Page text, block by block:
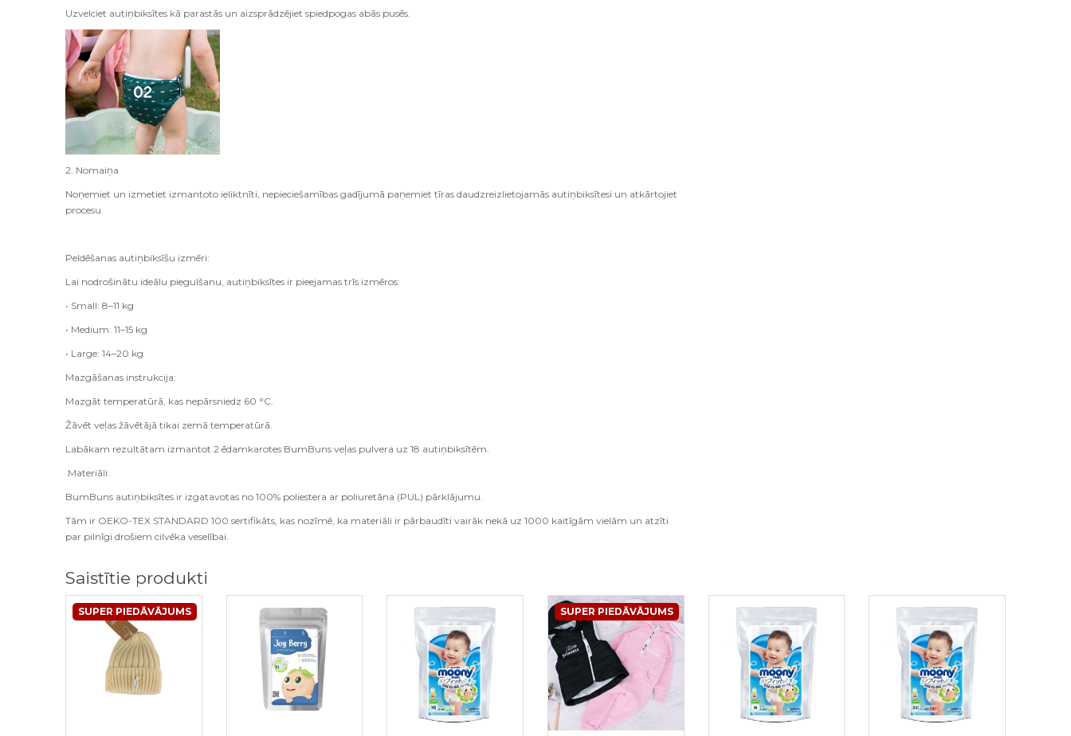
Uzvelciet autiņbiksītes kā parastās un aizsprādzējiet spiedpogas abās pusēs.
2. Nomaiņa
Noņemiet un izmetiet izmantoto ieliktnīti, nepieciešamības gadījumā paņemiet tīras daudzreizlietojamās autiņbiksītesi un atkārtojiet
procesu.
Peldēšanas autiņbiksīšu izmēri:
Lai nodrošinātu ideālu piegulšanu, autiņbiksītes ir pieejamas trīs izmēros:
• Small: 8–11 kg
• Medium: 11–15 kg
• Large: 14–20 kg
Mazgāšanas instrukcija:
Mazgāt temperatūrā, kas nepārsniedz 60 °C.
Žāvēt veļas žāvētājā tikai zemā temperatūrā.
Labākam rezultātam izmantot 2 ēdamkarotes BumBuns veļas pulvera uz 18 autiņbiksītēm.
Materiāli:
BumBuns autiņbiksītes ir izgatavotas no 100% poliestera ar poliuretāna (PUL) pārklājumu.
Tām ir OEKO-TEX STANDARD 100 sertifikāts, kas nozīmē, ka materiāli ir pārbaudīti vairāk nekā uz 1000 kaitīgām vielām un atzīti
par pilnīgi drošiem cilvēka veselībai.
Saistītie produkti
SUPER PIEDĀVĀJUMS SUPER PIEDĀVĀJUMS